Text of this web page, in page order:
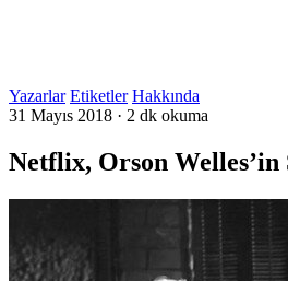
Yazarlar Etiketler Hakkında
31 Mayıs 2018 · 2 dk okuma
Netflix, Orson